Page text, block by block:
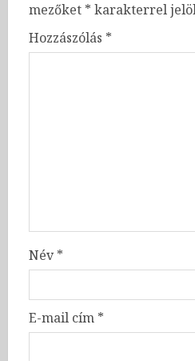
mezőket * karakterrel
Hozzászólás *
Név*
E-mail cím *